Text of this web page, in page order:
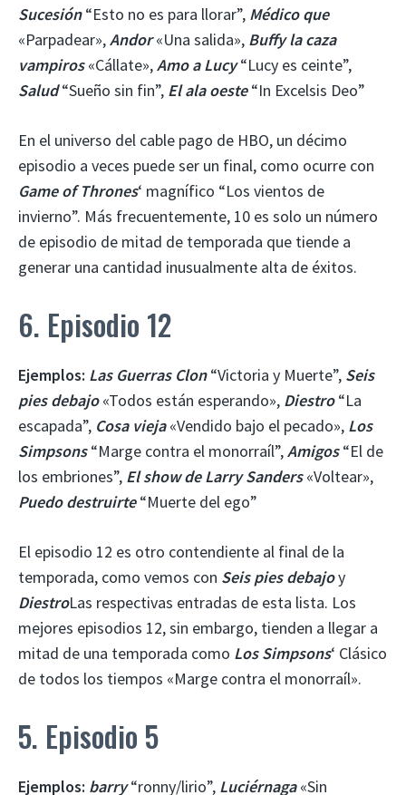
Sucesión“Esto no es para llorar”, Médico que
«Parpadear»,Andor«Una salida», Buffy la caza
vampiros«Cállate»,Amo a Lucy“Lucy es ceinte”,
Salud“Sueño sin fin”, El ala oeste“In Excelsis Deo”
En el universo del cable pago de HBO, un décimo
episodio a veces puede ser un final, como ocurre con
Game of Thrones‘ magnífico “Los vientos de
invierno”. Más frecuentemente, 10 es solo un número
de episodio de mitad de temporada que tiende a
generar una cantidad inusualmente alta de éxitos.
6. Episodio 12
Ejemplos: Las Guerras Clon“Victoria y Muerte”, Seis
pies debajo«Todos están esperando», Diestro“La
escapada”, Cosa vieja«Vendido bajo el pecado», Los
Simpsons“Marge contra el monorraíl”,Amigos“El de
los embriones”, El show de Larry Sanders«Voltear»,
Puedo destruirte“Muerte del ego”
El episodio 12 es otro contendiente al final de la
temporada, como vemos con Seis pies debajoy
DiestroLas respectivas entradas de esta lista. Los
mejores episodios 12, sin embargo, tienden a llegar a
mitad de una temporada como Los Simpsons‘ Clásico
de todos los tiempos «Marge contra el monorraíl».
5. Episodio 5
Ejemplos: barry“ronny/lirio”, Luciérnaga«Sin